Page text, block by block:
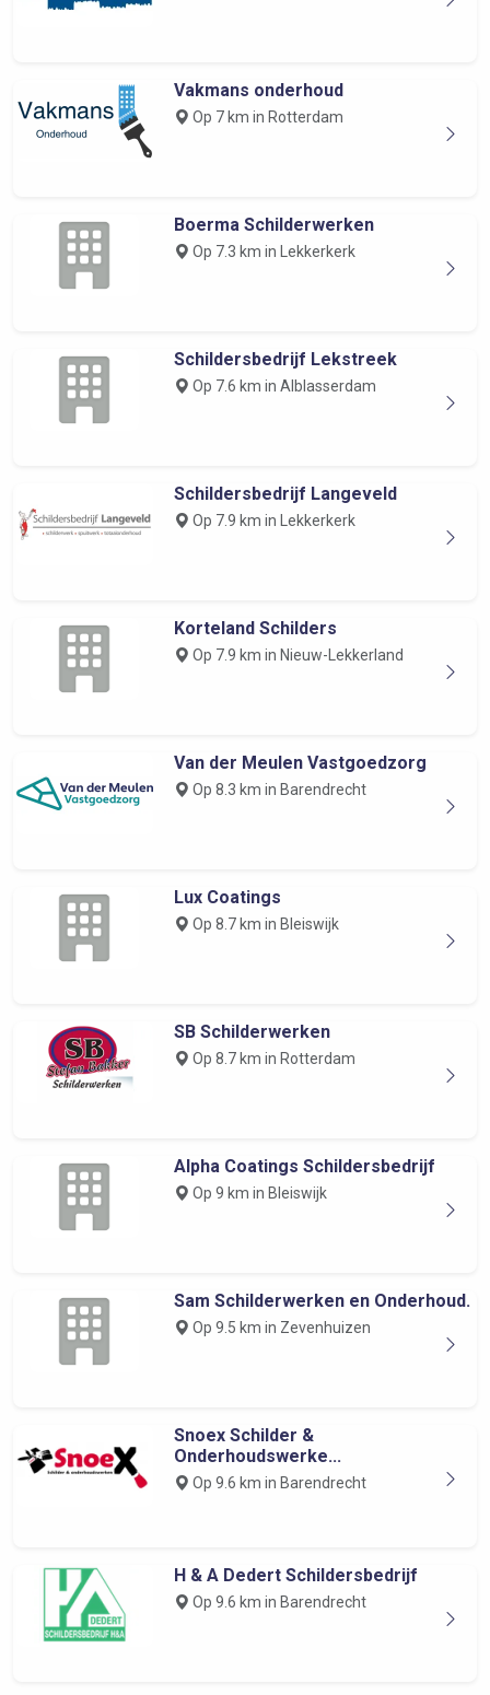
Vakmans onderhoud
Op 7 km in Rotterdam
Boerma Schilderwerken
Op 7.3 km in Lekkerkerk
Schildersbedrijf Lekstreek
Op 7.6 km in Alblasserdam
Schildersbedrijf Langeveld
Op 7.9 km in Lekkerkerk
Korteland Schilders
Op 7.9 km in Nieuw-Lekkerland
Van der Meulen Vastgoedzorg
Op 8.3 km in Barendrecht
Lux Coatings
Op 8.7 km in Bleiswijk
SB Schilderwerken
Op 8.7 km in Rotterdam
Alpha Coatings Schildersbedrijf
Op 9 km in Bleiswijk
Sam Schilderwerken en Onderhoud.
Op 9.5 km in Zevenhuizen
Snoex Schilder &
Onderhoudswerke...
Op 9.6 km in Barendrecht
H & A Dedert Schildersbedrijf
Op 9.6 km in Barendrecht